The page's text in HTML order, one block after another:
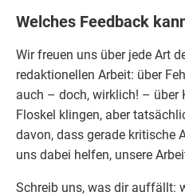
Welches Feedback
Wir freuen uns über jede Art
redaktionellen Arbeit: über
auch – doch, wirklich! – über
Floskel klingen, aber
davon, dass gerade kritische
uns dabei helfen, unsere
Schreib uns, was dir auffällt: